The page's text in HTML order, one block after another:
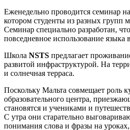
Еженедельно проводится семинар
котором студенты из разных групп
Семинар специально разработан,
повседневное использование языка
Школа NSTS предлагает
развитой инфраструктурой. На
и солнечная терраса.
Поскольку Мальта совмещает роль
образовательного центра,
становятся и учениками и
С утра они старательно
понимания слова и фразы на уроках,